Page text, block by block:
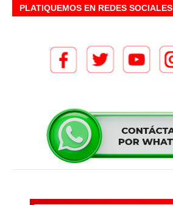
PLATIQUEMOS EN REDES SOCIALES